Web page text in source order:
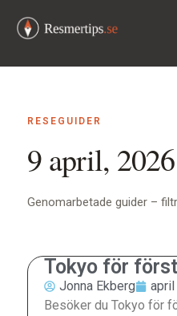
RESEGUIDER
9 april, 2026
Genomarbetade guider –
Tokyo för
Jonna Ekberg
april
Besöker du Tokyo för